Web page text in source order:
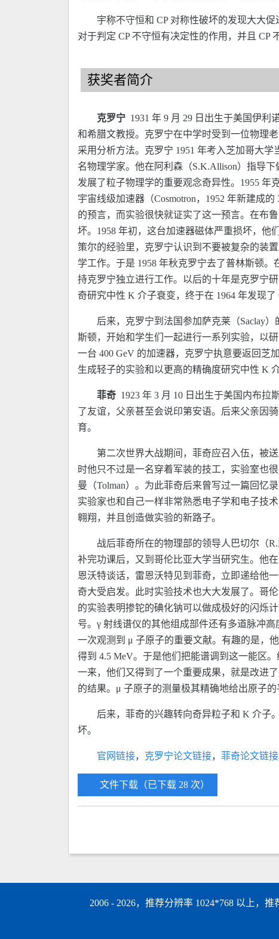
宇称不守恒和 CP 对称性破坏的发现大大
对于判定 CP 不守恒有决定性的作用，并且 CP
获奖者简介
克罗宁 1931 年 9 月 29 日出生于美国伊
和希腊文教授。克罗宁在中学时受到一位物理
采用分析方法。克罗宁 1951 年考入芝加哥大
名物理学家。他在阿利森（S.K.Allison）指导
发展了粒子物理学的重要观念奇异性。1955 年
宇宙线级加速器（Cosmotron，1952 年新建成
的预言，而实验很快就证实了这一预言。在布
坏。1958 年初，这台加速器磁体严重损坏，他
策尔的经验里，克罗宁认识到不要被复杂的装
学工作。于是 1958 年秋克罗宁去了普林斯顿
持克罗宁独立进行工作。以后的十年是克罗宁
奇研究中性 K 介子衰变，终于在 1964 年发现了
后来，克罗宁到法国参加萨克莱（Saclay
斯顿，开始和学生们一起进行一系列实验，以
一台 400 GeV 的加速器，克罗宁执意要返回芝
生成轻子的实验和以更高的精确度研究中性 K
菲奇 1923 年 3 月 10 日出生于美国内布
了友谊，父亲甚至会说印第安语。后来父亲因
育。
第二次世界大战期间，菲奇应召入伍，被
时他只不过是一名穿着军装的技工，实验室也
曼（Tolman）。为此菲奇后来曾写过一篇回忆
实验家也和自己一样非常熟悉电子学和电子技
翱翔，并且创造做实验的新路子。
战后菲奇所在的物理部的领导人巴切尔（
补完功课后，又到哥伦比亚大学当研究生。他
恩沃特谈话，雷恩沃特见到菲奇，立即递给他
奇大受启发。此时实验技术也大大发展了。哥
的实验表明掺铊的碘化钠可以做成极好的闪烁
号。γ 射线谱仪的其他组成部件还有多道脉冲
一次观测到 μ 子原子的重要文献。有趣的是，
得到 4.5 MeV。于是他们把能谱调到这一能区
一来，他们又得到了一个重要成果，就是改进
的结果。μ 子原子的测量极其精确地给出原子
后来，菲奇的兴趣转向奇异粒子和 K 介子
坏。
官网链接， 克罗宁论文链接， 菲奇论文链接
文件下载（已下载 28 次）
2006 - 2026，推荐分辨率 1024*768 以上，